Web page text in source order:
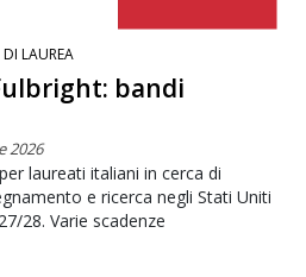
DI LAUREA
bandi
2026
laureati italiani in cerca di
e ricerca negli Stati Uniti
28. Varie scadenze